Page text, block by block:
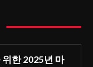
한 2025년 마